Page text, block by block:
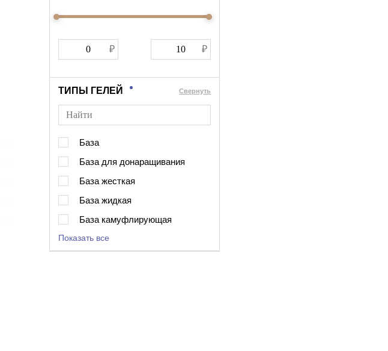
ТИПЫ ГЕЛЕЙ Cвернуть
База
База для донаращивания
База жесткая
База жидкая
База камуфлирующая
Показать все